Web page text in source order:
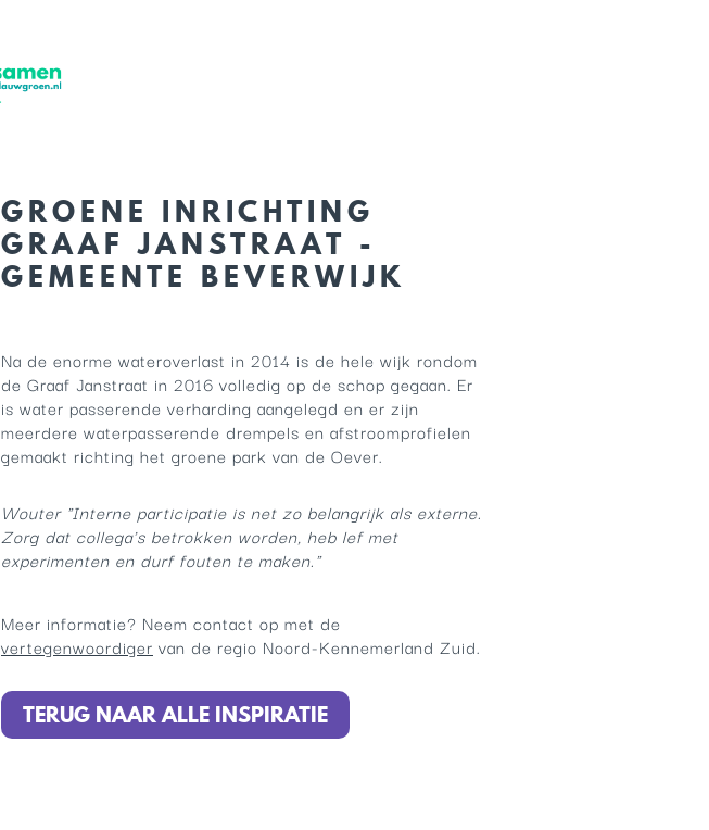
GROENE INRICHTING
GRAAF JANSTRAAT -
GEMEENTE BEVERWIJK
Na de enorme wateroverlast in 2014 is de hele wijk rondom
de Graaf Janstraat in 2016 volledig op de schop gegaan. Er
is water passerende verharding aangelegd en er zijn
meerdere waterpasserende drempels en afstroomprofielen
gemaakt richting het groene park van de Oever.
Wouter "Interne participatie is net zo belangrijk als externe.
Zorg dat collega's betrokken worden, heb lef met
experimenten en durf fouten te maken."
Meer informatie? Neem contact op met de
vertegenwoordiger van de regio Noord-Kennemerland Zuid.
TERUG NAAR ALLE INSPIRATIE